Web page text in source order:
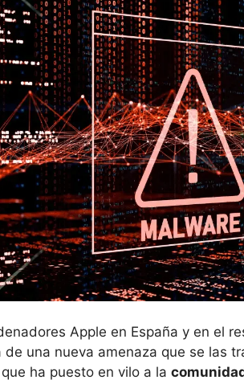
Apple en España y en el
una nueva amenaza que se las
ha puesto en vilo a la